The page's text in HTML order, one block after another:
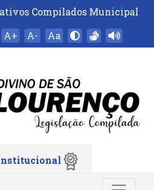
Compilados Municipal
A+ A- Aa